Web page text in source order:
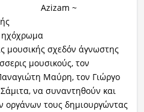
~
ηχόχρωμα
μουσικής σχεδόν άγνωστης
μουσικούς, τον
Μαύρη, τον Γιώργο
να συναντηθούν και
οργάνων τους δημιουργώντας